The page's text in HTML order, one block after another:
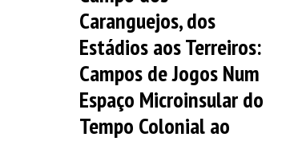
Caranguejos, dos
Estádios aos Terreiros:
Campos de Jogos Num
Espaço Microinsular do
Tempo Colonial ao